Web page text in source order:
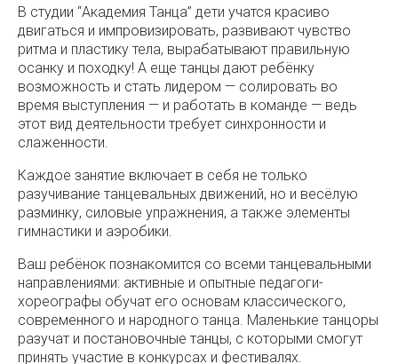
В студии “Академия Танца” дети учатся красиво
двигаться и импровизировать, развивают чувство
ритма и пластику тела, вырабатывают правильную
осанку и походку! А еще танцы дают ребёнку
возможность и стать лидером — солировать во
время выступления — и работать в команде — ведь
этот вид деятельности требует синхронности и
слаженности.
Каждое занятие включает в себя не только
разучивание танцевальных движений, но и весёлую
разминку, силовые упражнения, а также элементы
гимнастики и аэробики.
Ваш ребёнок познакомится со всеми танцевальными
направлениями: активные и опытные педагоги-
хореографы обучат его основам классического,
современного и народного танца. Маленькие танцоры
разучат и постановочные танцы, с которыми смогут
принять участие в конкурсах и фестивалях.